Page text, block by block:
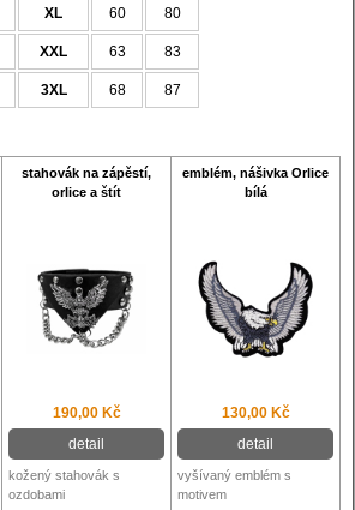
XL 60 80
XXL 63 83
3XL 68 87
stahovák na zápěstí,
orlice a štít
emblém, nášivka Orlice
bílá
190,00 Kč
detail
130,00 Kč
detail
kožený stahovák s
ozdobami
vyšívaný emblém s
motivem